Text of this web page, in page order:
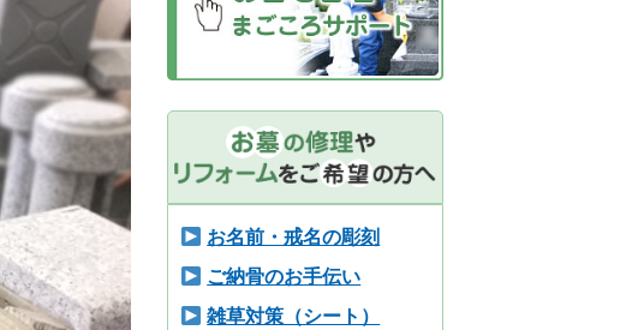
お名前・戒名の彫刻
ご納骨のお手伝い
雑草対策（シート）